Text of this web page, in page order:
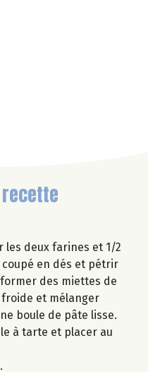
recette
les deux farines et 1/2
en dés et pétrir
des miettes de
froide et mélanger
boule de pâte lisse.
à tarte et placer au